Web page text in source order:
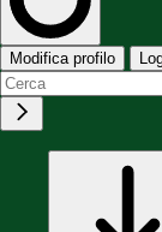
Modifica profilo